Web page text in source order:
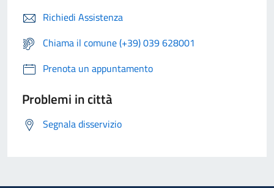
Richiedi Assistenza
Chiama il comune (+39) 039 628001
Prenota un appuntamento
Problemi in città
Segnala disservizio